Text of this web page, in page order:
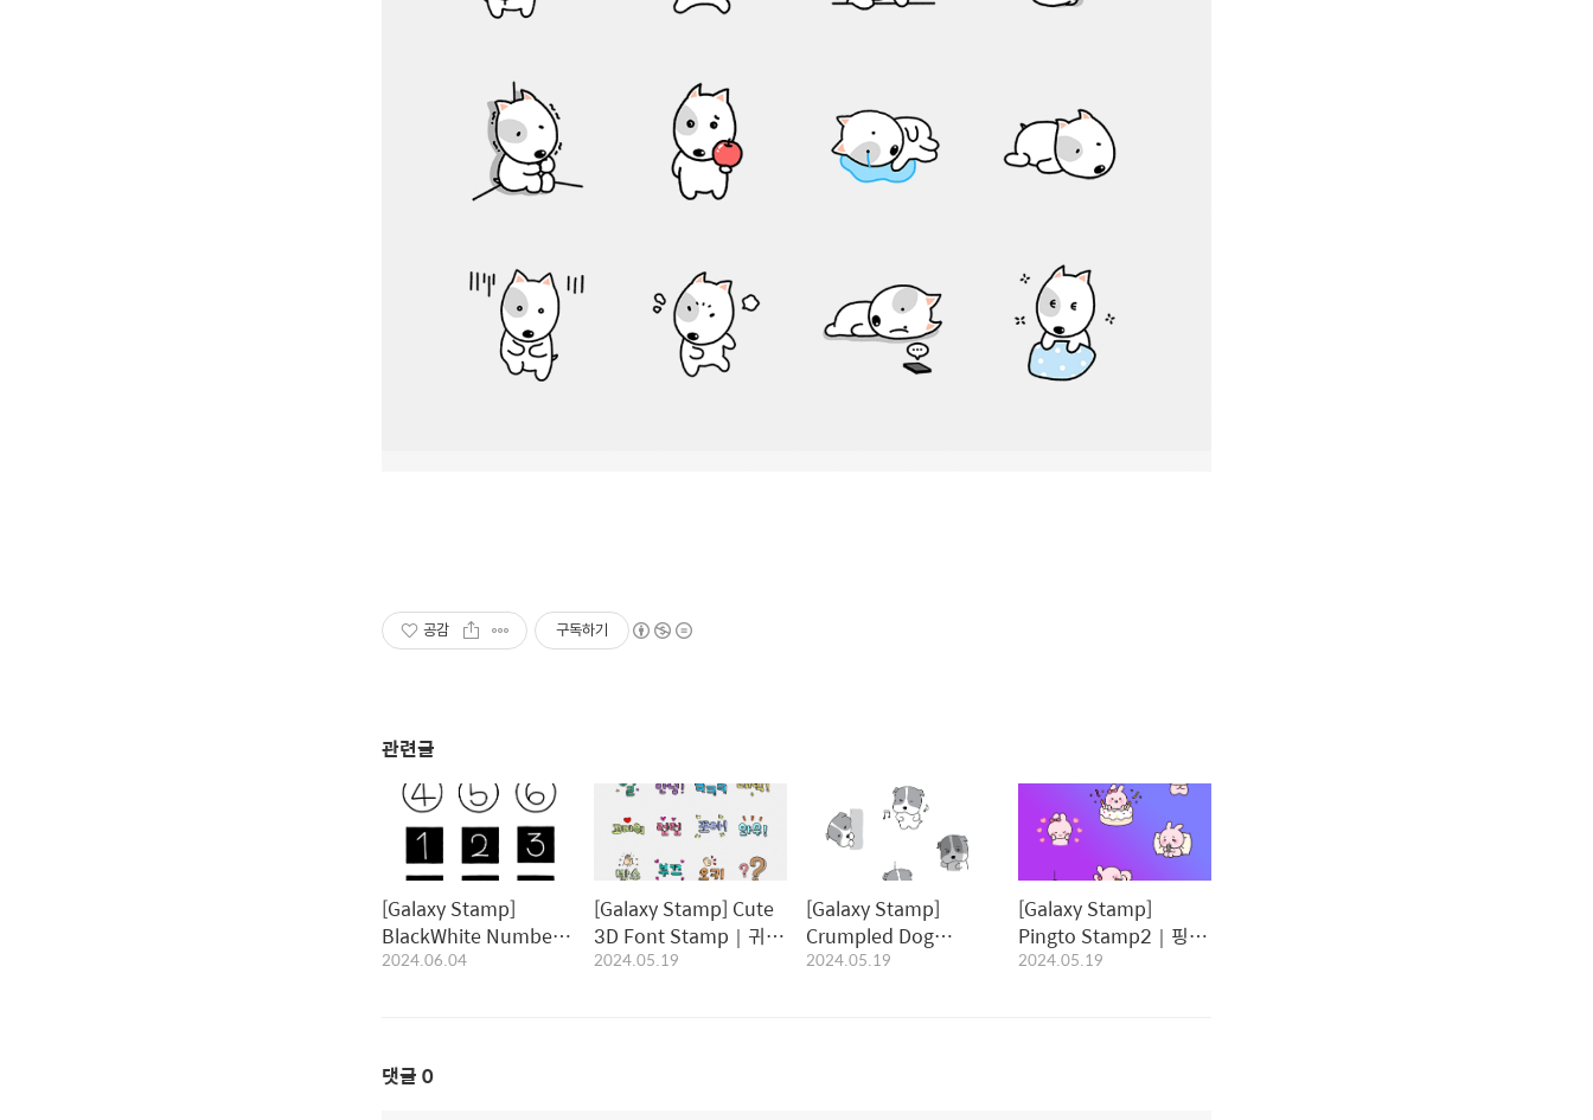
공감 구독하기
관련글
[Galaxy Stamp]
BlackWhite Number
Stamp｜블랙화이트 넘
2024.06.04
[Galaxy Stamp] Cute
3D Font Stamp｜귀여
운 3D폰트 스탬프
2024.05.19
[Galaxy Stamp]
Crumpled Dog
Deokgu Stamp｜찌글
2024.05.19
[Galaxy Stamp]
Pingto Stamp2｜핑토
스탬프2
2024.05.19
댓글 0